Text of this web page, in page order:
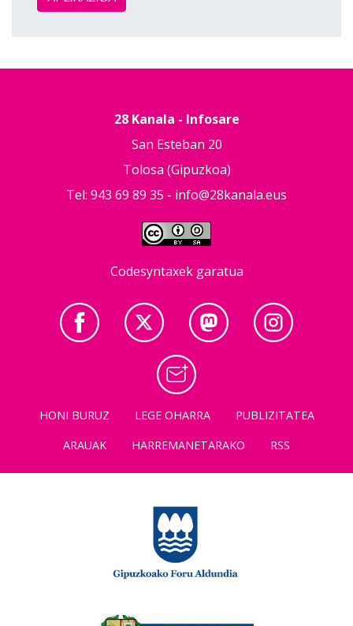
28 Kanala - Infosare
San Esteban 20
Tolosa (Gipuzkoa)
Tel: 943 69 89 35 - info@28kanala.eus
Codesyntaxek garatua
HONI BURUZ LEGE OHARRA
PUBLIZITATEA
ARAUAK
HARREMANETARAKO RSS